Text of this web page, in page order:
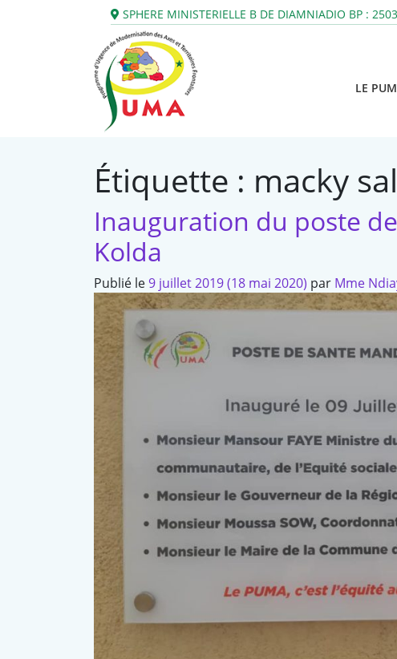
SPHERE MINISTERIELLE B DE DIAMNIADIO BP :
LE
Étiquette : macky
Inauguration du poste
Kolda
Publié le9 juillet 2019(18 mai 2020) par Mme